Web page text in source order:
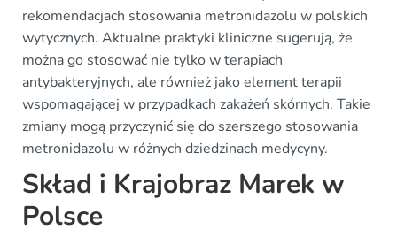
rekomendacjach stosowania metronidazolu w polskich
wytycznych. Aktualne praktyki kliniczne sugerują, że
można go stosować nie tylko w terapiach
antybakteryjnych, ale również jako element terapii
wspomagającej w przypadkach zakażeń skórnych. Takie
zmiany mogą przyczynić się do szerszego stosowania
metronidazolu w różnych dziedzinach medycyny.
Skład i Krajobraz Marek w
Polsce